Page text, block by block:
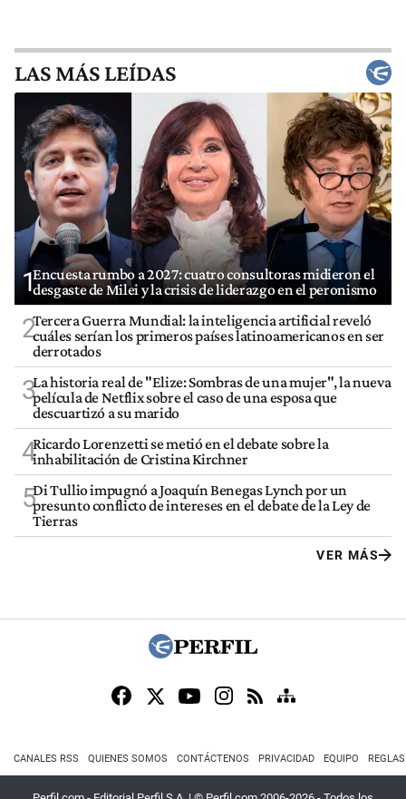
LAS MÁS LEÍDAS
1Encuesta rumbo a 2027: cuatro consultoras midieron el
desgaste de Milei y la crisis de liderazgo en el peronismo
2Tercera Guerra Mundial: la inteligencia artificial reveló
cuáles serían los primeros países latinoamericanos en ser
derrotados
3La historia real de "Elize: Sombras de una mujer", la nueva
película de Netflix sobre el caso de una esposa que
descuartizó a su marido
4Ricardo Lorenzetti se metió en el debate sobre la
inhabilitación de Cristina Kirchner
5Di Tullio impugnó a Joaquín Benegas Lynch por un
presunto conflicto de intereses en el debate de la Ley de
Tierras
VER MÁS
CANALES RSS QUIENES SOMOS CONTÁCTENOS PRIVACIDAD EQUIPO